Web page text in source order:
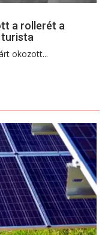
a rollerét a
turista
okozott...